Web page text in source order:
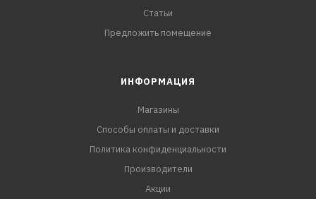
Статьи
Предложить помещение
ИНФОРМАЦИЯ
Магазины
Способы оплаты и доставки
Политика конфиденциальности
Производители
Акции